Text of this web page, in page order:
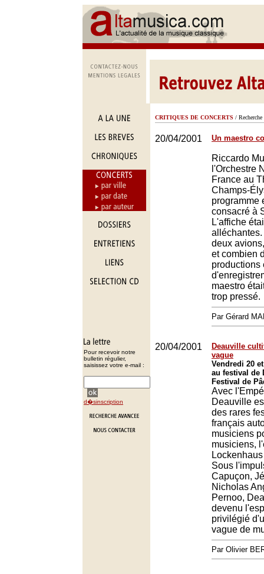
Pour recevoir notre
bulletin régulier,
saisissez votre e-mail :
d�sinscription
CRITIQUES DE CONCERTS / Recherche
20/04/2001 Un maestro
Riccardo
l'Orchestre
France au
Champs-
programme
consacré à
L'affiche
deux
et combien
productions
maestro
trop pressé.
Par Gérard
20/04/2001
Deauville
vague
Vendredi 20
au festival de
Festival de
Avec
Deauville
des rares
français
musiciens
musiciens,
Sous
Capuçon,
Nicholas
Pernoo,
devenu
privilégié
vague de
Par Olivier